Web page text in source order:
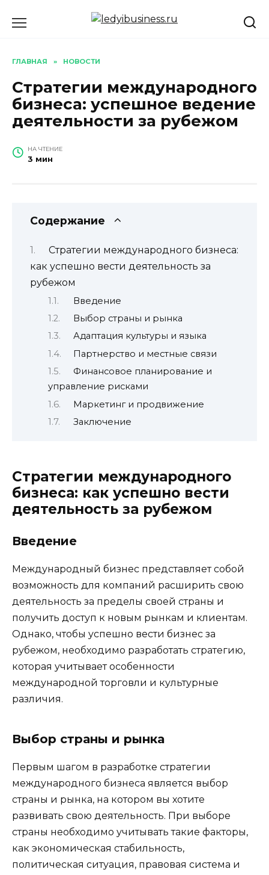
ГЛАВНАЯ » НОВОСТИ
Стратегии международного
бизнеса: успешное ведение
деятельности за рубежом
НА ЧТЕНИЕ
3 мин
Содержание
Стратегии международного бизнеса:
как успешно вести деятельность за
рубежом
Введение
Выбор страны и рынка
Адаптация культуры и языка
Партнерство и местные связи
Финансовое планирование и
управление рисками
Маркетинг и продвижение
Заключение
Стратегии международного
бизнеса: как успешно вести
деятельность за рубежом
Введение
Международный бизнес представляет собой
возможность для компаний расширить свою
деятельность за пределы своей страны и
получить доступ к новым рынкам и клиентам.
Однако, чтобы успешно вести бизнес за
рубежом, необходимо разработать стратегию,
которая учитывает особенности
международной торговли и культурные
различия.
Выбор страны и рынка
Первым шагом в разработке стратегии
международного бизнеса является выбор
страны и рынка, на котором вы хотите
развивать свою деятельность. При выборе
страны необходимо учитывать такие факторы,
как экономическая стабильность,
политическая ситуация, правовая система и